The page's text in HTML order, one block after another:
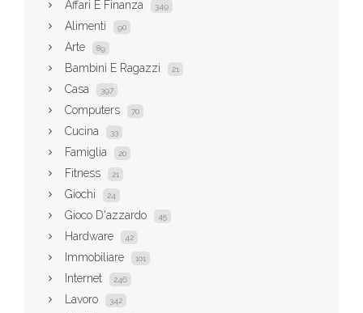
Affari E Finanza 349
Alimenti 90
Arte 89
Bambini E Ragazzi 21
Casa 397
Computers 70
Cucina 33
Famiglia 20
Fitness 21
Giochi 24
Gioco D'azzardo 45
Hardware 42
Immobiliare 101
Internet 246
Lavoro 342